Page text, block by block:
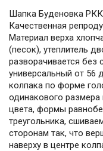
Шапка Буденовка
Качественная
Материал верха
(песок), утеплитель
разворачивается без
универсальный от 56
колпака по форме
одинакового
цвета, формы
треугольника,
сторонам так, что
наверху в центре